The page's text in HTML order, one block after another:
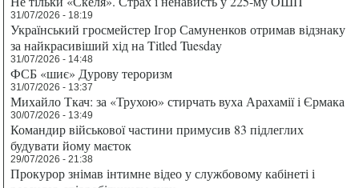
31/07/2026 - 18:19
Український гросмейстер Ігор Самуненков отримав відзнаку
за найкрасивіший хід на Titled Tuesday
31/07/2026 - 14:48
ФСБ «шиє» Дурову тероризм
31/07/2026 - 13:37
Михайло Ткач: за «Трухою» стирчать вуха Арахамії і Єрмака
30/07/2026 - 13:49
Командир військової частини примусив 83 підлеглих
будувати йому маєток
29/07/2026 - 21:38
Прокурор знімав інтимне відео у службовому кабінеті і